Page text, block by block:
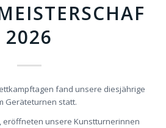
2026
fand unsere diesjährige
Geräteturnen statt.
eröffneten unsere Kunstturnerinnen